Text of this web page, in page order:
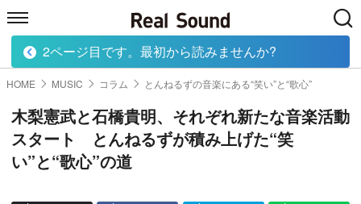
HOME MUSIC MOVIE TECH
HOME MUSIC コラム とんねるずの音楽にある“笑い”と“歌心”
木梨憲武と石橋貴明、それぞれ新たな音楽活動
スタート とんねるずが積み上げた“笑
い”と“歌心”の道
2ページ目です。最初から読みませんか?